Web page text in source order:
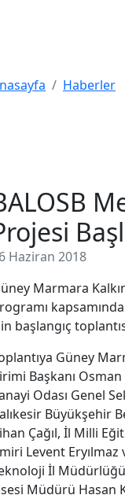
Haberler
Haziran 2018
Marmara
başlangıç
Güney
Başkanı
Odası Genel
Büyükşehir
Çağıl, İl Milli
Levent Eryılmaz
İl
Müdürü Hasan